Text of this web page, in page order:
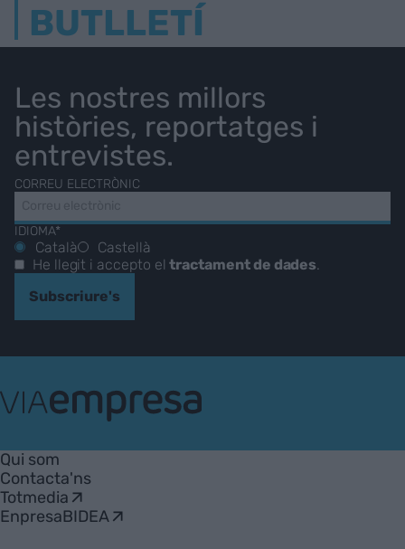
BUTLLETÍ
Les nostres millors
històries, reportatges i
entrevistes.
CORREU ELECTRÒNIC
IDIOMA*
Català
Castellà
He llegit i accepto eltractament de dades.
Subscriure's
Empresa
Qui som
Contacta'ns
Totmedia
EnpresaBIDEA